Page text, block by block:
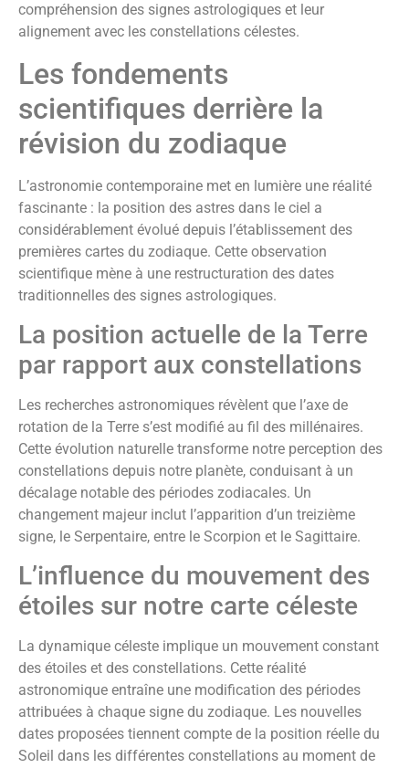
compréhension des signes astrologiques et leur
alignement avec les constellations célestes.
Les fondements
scientifiques derrière la
révision du zodiaque
L’astronomie contemporaine met en lumière une réalité
fascinante : la position des astres dans le ciel a
considérablement évolué depuis l’établissement des
premières cartes du zodiaque. Cette observation
scientifique mène à une restructuration des dates
traditionnelles des signes astrologiques.
La position actuelle de la Terre
par rapport aux constellations
Les recherches astronomiques révèlent que l’axe de
rotation de la Terre s’est modifié au fil des millénaires.
Cette évolution naturelle transforme notre perception des
constellations depuis notre planète, conduisant à un
décalage notable des périodes zodiacales. Un
changement majeur inclut l’apparition d’un treizième
signe, le Serpentaire, entre le Scorpion et le Sagittaire.
L’influence du mouvement des
étoiles sur notre carte céleste
La dynamique céleste implique un mouvement constant
des étoiles et des constellations. Cette réalité
astronomique entraîne une modification des périodes
attribuées à chaque signe du zodiaque. Les nouvelles
dates proposées tiennent compte de la position réelle du
Soleil dans les différentes constellations au moment de